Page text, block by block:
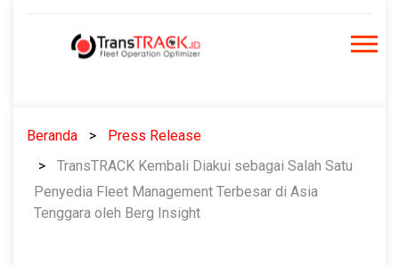
Beranda
Press Release
TransTRACK Kembali Diakui sebagai Salah Satu
Penyedia Fleet Management Terbesar di Asia
Tenggara oleh Berg Insight